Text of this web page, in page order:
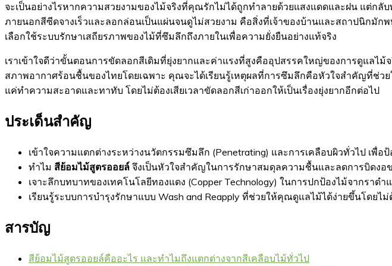
จะเป็นอย่างไรหากความสวยงามของไม้จริงที่คุณรักไม่ได้ถูกทำลายด้วยแสงแดดและฝน แต่ก
ภายนอกสีซีดจางเร็วและลอกล่อนเป็นแผ่นจนดูไม่สวยงาม คือสิ่งที่เจ้าของบ้านและสถาปนิกมักพ
เลือกใช้ระบบรักษาเสถียรภาพของไม้ที่ซึมลึกถึงภายในเพื่อความยั่งยืนอย่างแท้จริง
เราเข้าใจดีว่าขั้นตอนการขัดลอกสีเดิมที่ยุ่งยากและค่าแรงที่สูงคืออุปสรรคใหญ่ของการดูแล
สภาพอากาศร้อนชื้นของไทยโดยเฉพาะ คุณจะได้เรียนรู้เหตุผลที่การซึมลึกคือหัวใจสำคัญที่ช่ว
แค่ทำความสะอาดและทาทับ โดยไม่ต้องเสียเวลาขัดลอกสีเก่าออกให้เป็นเรื่องยุ่งยากอีกต่อไป
ประเด็นสำคัญ
เข้าใจความแตกต่างระหว่างนวัตกรรมซึมลึก (Penetrating) และการเคลือบผิวทั่วไป เพื่
ทำไม สีย้อมไม้สูตรออยล์ จึงเป็นหัวใจสำคัญในการรักษาสมดุลความชื้นและลดการบิดงอ
เจาะลึกบทบาทของเทคโนโลยีทองแดง (Copper Technology) ในการปกป้องไม้จากราด
เรียนรู้ระบบการบำรุงรักษาแบบ Wash and Reapply ที่ช่วยให้คุณดูแลไม้ได้ง่ายขึ้นโดยไ
สารบัญ
สีย้อมไม้สูตรออยล์คืออะไร และทำไมถึงแตกต่างจากสีเคลือบไม้ทั่วไป